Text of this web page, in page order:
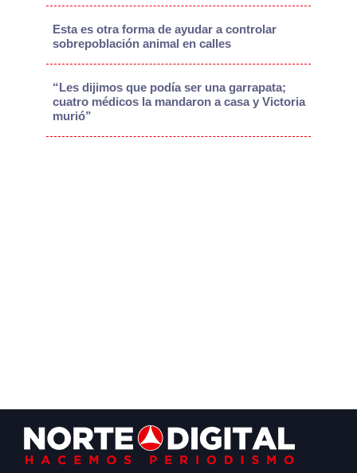
Esta es otra forma de ayudar a controlar
sobrepoblación animal en calles
“Les dijimos que podía ser una garrapata;
cuatro médicos la mandaron a casa y Victoria
murió”
Footer